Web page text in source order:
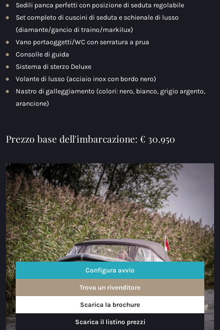
Sedili panca perfetti con posizione di seduta regolabile
Set completo di cuscini di seduta e schienale di lusso
(diamante/gancio di traino/markilux)
Vano portaoggetti/WC con serratura a prua
Consolle di guida
Sistema di sterzo Deluxe
Volante di lusso (acciaio inox con bordo nero)
Nastro di galleggiamento (colori: nero, bianco, grigio argento,
arancione)
Prezzo base dell'imbarcazione: € 30.950
Configura avvio
Trova un rivenditore
Scarica la brochure
Scarica il listino prezzi